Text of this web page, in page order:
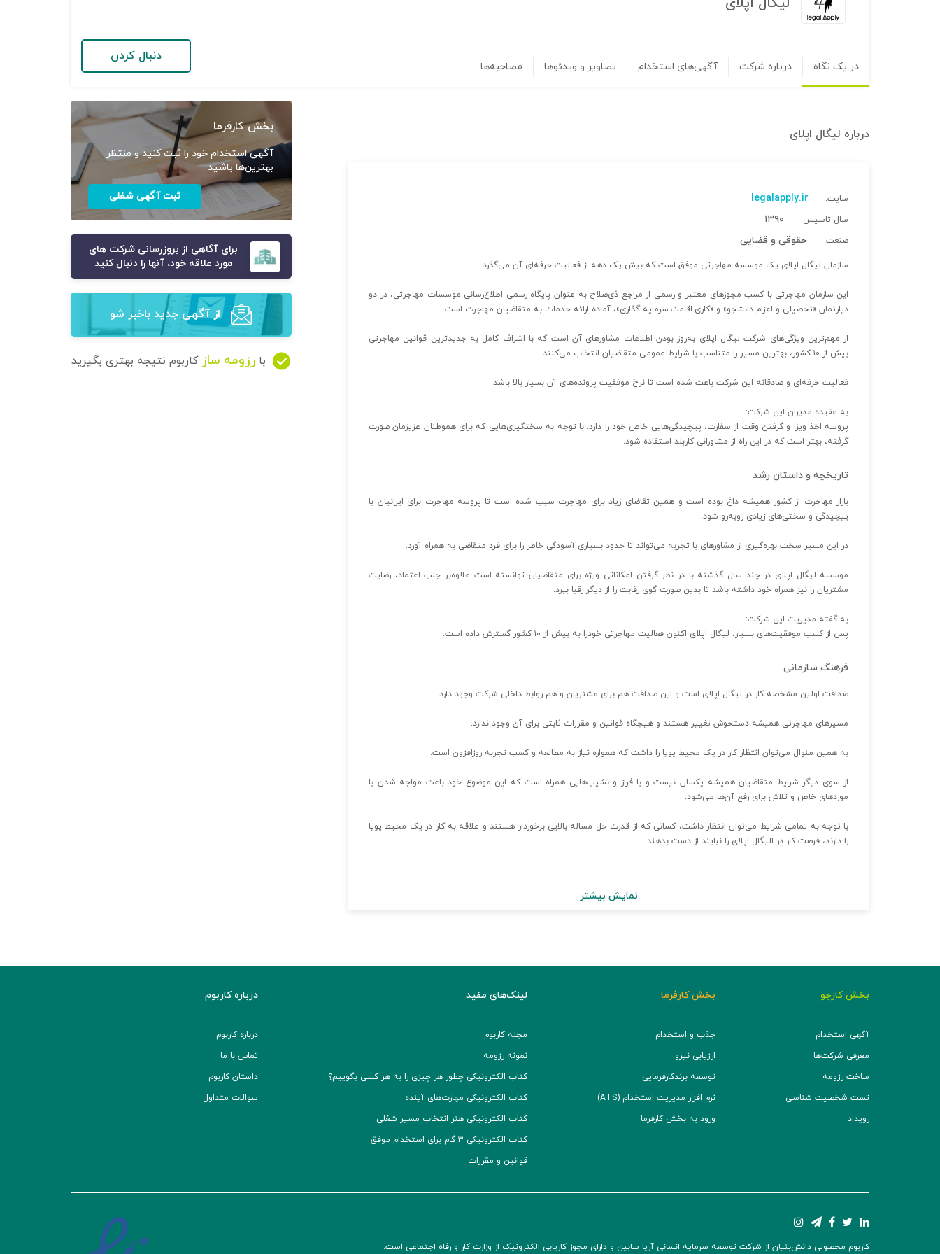
در یک نگاه درباره شرکت آگهی‌های استخدام تصاویر و ویدئوها مصاحبه‌ها
دنبال کردن
درباره لیگال اپلای
سایت: legalapply.ir
سال تاسیس: ۱۳۹۰
صنعت: حقوقی و قضایی
سازمان لیگال اپلای یک موسسه مهاجرتی موفق است که بیش یک دهه از فعالیت حرفه‌ای آن می‌گذرد.
این سازمان مهاجرتی با کسب مجوزهای معتبر و رسمی از مراجع ذی‌صلاح به عنوان پایگاه رسمی اطلاع‌رسانی موسسات مهاجرتی، در دو
دپارتمان «تحصیلی و اعزام دانشجو» و «کاری-اقامت-سرمایه گذاری»، آماده ارائه خدمات به متقاضیان مهاجرت است.
از مهم‌ترین ویژگی‌های شرکت لیگال اپلای به‌روز بودن اطلاعات مشاورهای آن است که با اشراف کامل به جدیدترین قوانین مهاجرتی
بیش از ۱۰ کشور، بهترین مسیر را متناسب با شرایط عمومی متقاضیان انتخاب می‌کنند.
فعالیت حرفه‌ای و صادقانه این شرکت باعث شده است تا نرخ موفقیت پرونده‌های آن بسیار بالا باشد.
به عقیده مدیران این شرکت:
پروسه اخذ ویزا و گرفتن وقت از سفارت، پیچیدگی‌هایی خاص خود را دارد. ­با توجه به سختگیری‌هایی که ­برای هموطنان عزیزمان صورت
گرفته، بهتر است که در این راه از مشاورانی کاربلد استفاده شود.
تاریخچه و داستان رشد
بازار مهاجرت از کشور همیشه داغ بوده است و همین تقاضای زیاد برای مهاجرت سبب شده است تا پروسه مهاجرت برای ایرانیان با
پیچیدگی و سختی‌های زیادی روبه‌رو شود.
در این مسیر سخت بهره‌گیری از مشاورهای با تجربه می‌تواند تا حدود بسیاری آسودگی خاطر را برای فرد متقاضی به همراه آورد.
موسسه لیگال اپلای در چند سال گذشته با در نظر گرفتن امکاناتی ویژه برای متقاضیان توانسته است علاوه‌بر جلب اعتماد، رضایت
مشتریان را نیز همراه خود داشته باشد تا بدین صورت گوی رقابت را از دیگر رقبا ببرد.
به گفته مدیریت این شرکت:
پس از کسب موفقیت‌های بسیار، لیگال اپلای اکنون فعالیت مهاجرتی خودرا به بیش از ۱۰ کشور گسترش داده است.
فرهنگ سازمانی
صداقت اولین مشخصه کار در لیگال اپلای است و این صداقت هم برای مشتریان و هم روابط داخلی شرکت وجود دارد.
مسیرهای مهاجرتی همیشه دستخوش تغییر هستند و هیچگاه قوانین و مقررات ثابتی برای آن وجود ندارد.
به همین منوال می‌توان انتظار کار در یک محیط پویا را داشت که همواره نیاز به مطالعه و کسب تجربه روزافزون است.
از سوی دیگر شرایط متقاضیان همیشه یکسان نیست و با فراز و نشیب‌هایی همراه است که این موضوع خود باعث مواجه شدن با
موردهای خاص و تلاش برای رفع آن‌ها می‌شود.
با توجه به تمامی شرایط می‌توان انتظار داشت، کسانی که از قدرت حل مساله بالایی برخوردار هستند و علاقه‌ به کار در یک محیط پویا
را دارند، فرصت کار در الیگال اپلای را نبایند از دست بدهند.
نمایش بیشتر
بخش کارفرما
آگهی استخدام خود را ثبت کنید و منتظر
بهترین‌ها باشید
ثبت آگهی شغلی
برای آگاهی از بروزرسانی شرکت های
مورد علاقه خود، آنها را دنبال کنید
از آگهی‌ جدید باخبر شو
با رزومه ساز کاربوم نتیجه بهتری بگیرید
بخش کارجو
آگهی استخدام
معرفی شرکت‌ها
ساخت رزومه
تست شخصیت شناسی
رویداد
بخش کارفرما
جذب و استخدام
ارزیابی نیرو
توسعه برند‌کارفرمایی
نرم افزار مدیریت استخدام (ATS)
ورود به بخش کارفرما
لینک‌های مفید
مجله کاربوم
نمونه رزومه
کتاب الکترونیکی چطور هر چیزی را به هر کسی بگوییم؟
کتاب الکترونیکی مهارت‌های آینده
کتاب الکترونیکی هنر انتخاب مسیر شغلی
کتاب الکترونیکی ۳ گام برای استخدام موفق
قوانین و مقررات
درباره کاربوم
درباره کاربوم
تماس با ما
داستان کاربوم
سوالات متداول
کاربوم محصولی دانش‌بنیان از شرکت توسعه سرمایه انسانی آریا سابین و دارای مجوز کاریابی الکترونیک از وزارت کار و رفاه اجتماعی است.